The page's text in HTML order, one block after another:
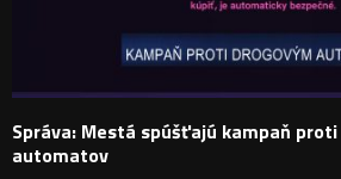
Správa: Mestá spúšťajú kampaň
automatov